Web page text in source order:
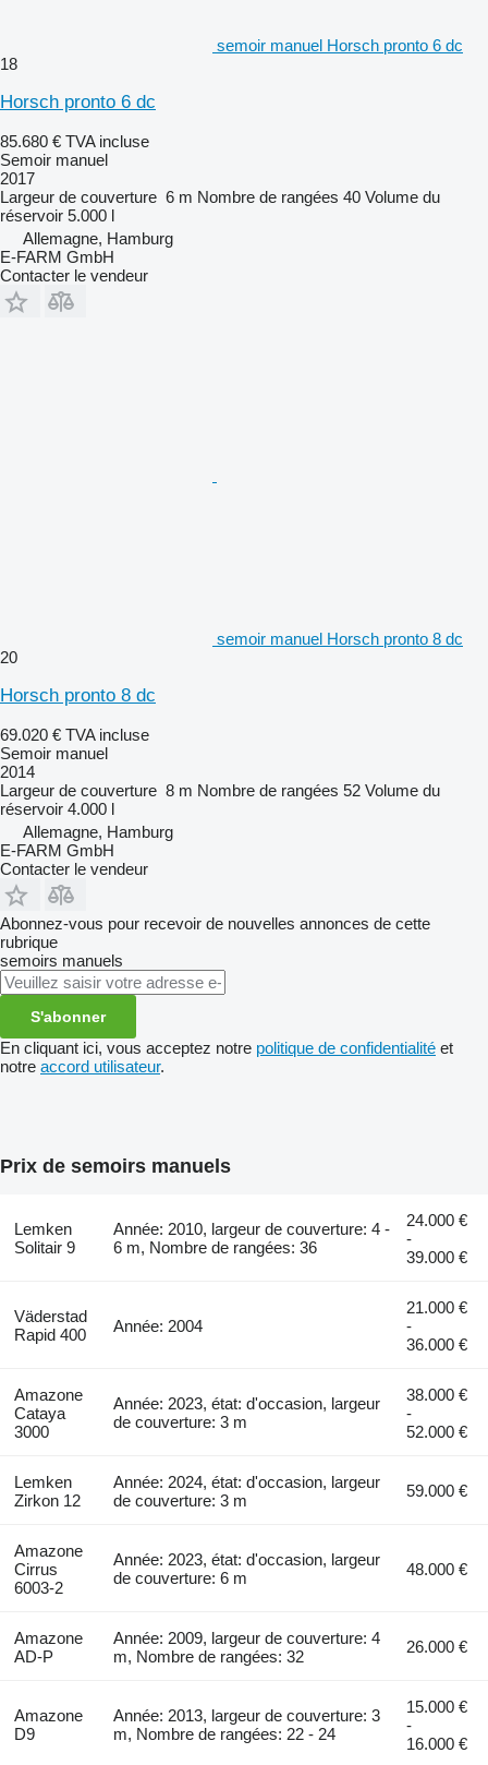
semoir manuel Horsch pronto 6 dc
18
Horsch pronto 6 dc
85.680 € TVA incluse
Semoir manuel
2017
Largeur de couverture 6 m Nombre de rangées 40 Volume du
réservoir 5.000 l
Allemagne, Hamburg
E-FARM GmbH
Contacter le vendeur
semoir manuel Horsch pronto 8 dc
20
Horsch pronto 8 dc
69.020 € TVA incluse
Semoir manuel
2014
Largeur de couverture 8 m Nombre de rangées 52 Volume du
réservoir 4.000 l
Allemagne, Hamburg
E-FARM GmbH
Contacter le vendeur
Abonnez-vous pour recevoir de nouvelles annonces de cette
rubrique
semoirs manuels
S'abonner
En cliquant ici, vous acceptez notre politique de confidentialité et
notre accord utilisateur.
Prix de semoirs manuels
Lemken
Solitair 9
Année: 2010, largeur de couverture: 4 -
6 m, Nombre de rangées: 36
24.000 €
-
39.000 €
Väderstad
Rapid 400
Année: 2004
21.000 €
-
36.000 €
Amazone
Cataya
3000
Année: 2023, état: d'occasion, largeur
de couverture: 3 m
38.000 €
-
52.000 €
Lemken
Zirkon 12
Année: 2024, état: d'occasion, largeur
de couverture: 3 m
59.000 €
Amazone
Cirrus
6003-2
Année: 2023, état: d'occasion, largeur
de couverture: 6 m
48.000 €
Amazone
AD-P
Année: 2009, largeur de couverture: 4
m, Nombre de rangées: 32
26.000 €
Amazone
D9
Année: 2013, largeur de couverture: 3
m, Nombre de rangées: 22 - 24
15.000 €
-
16.000 €